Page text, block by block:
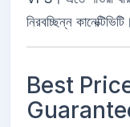
নিরবচ্ছিন্ন কানেক্টিভিটি।
Best